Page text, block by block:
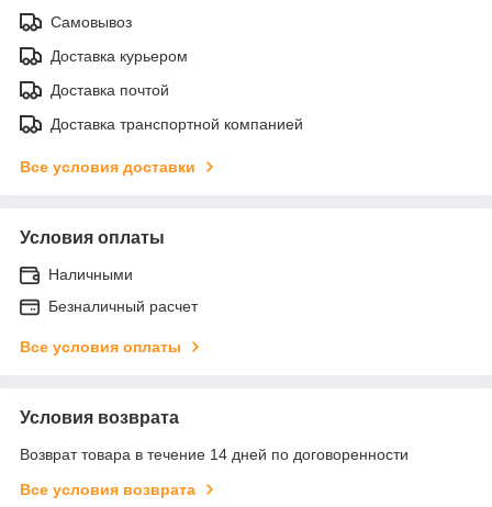
Самовывоз
Доставка курьером
Доставка почтой
Доставка транспортной компанией
Все условия доставки
Условия оплаты
Наличными
Безналичный расчет
Все условия оплаты
Условия возврата
Возврат товара в течение 14 дней по договоренности
Все условия возврата